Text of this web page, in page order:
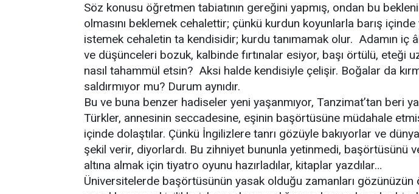
Söz konusu öğretmen tabiatının gereğini yapmış, ondan bu
olmasını beklemek cehalettir; çünkü kurdun koyunlarla barış içinde
istemek cehaletin ta kendisidir; kurdu tanımamak olur. Adamın iç
ve düşünceleri bozuk, kalbinde fırtınalar esiyor, başı örtülü, eteği
nasıl tahammül etsin? Aksi halde kendisiyle çelişir. Boğalar da
saldırmıyor mu? Durum aynıdır.
Bu ve buna benzer hadiseler yeni yaşanmıyor, Tanzimat’tan beri
Türkler, annesinin seccadesine, eşinin başörtüsüne müdahale
içinde dolaştılar. Çünkü İngilizlere tanrı gözüyle bakıyorlar ve
şekil verir, diyorlardı. Bu zihniyet bununla yetinmedi, başörtüsünü
altına almak için tiyatro oyunu hazırladılar, kitaplar yazdılar…
Üniversitelerde başörtüsünün yasak olduğu zamanları gözünüzün